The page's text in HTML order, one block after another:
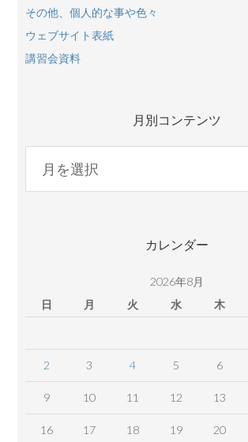
その他、個人的な事や色々
ウェブサイト表紙
講習会資料
月別コンテンツ
コ
カレンダー
2026年8月
日
月 火 水 木
2 3 4 5 6
9 10 11 12 13
16 17 18 19 20